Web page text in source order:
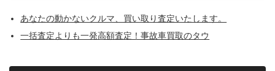
あなたの動かないクルマ、買い取り査定いたします。
一括査定よりも一発高額査定！事故車買取のタウ